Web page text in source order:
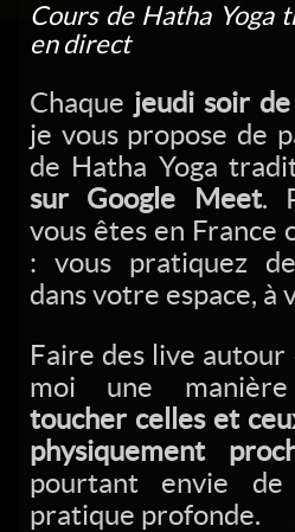
Cours de Hatha Yoga
en direct
Chaque jeudi soir
je vous propose de
de Hatha Yoga
sur Google Meet.
vous êtes en France
: vous pratiquez
dans votre espace, à
Faire des live autour
moi une
toucher celles et
physiquement
pourtant envie
pratique profonde.